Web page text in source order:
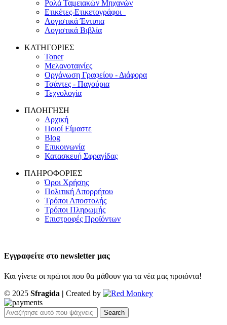
Ρολά Ταμειακών Μηχανών
Ετικέτες-Ετικετογράφοι
Λογιστικά Έντυπα
Λογιστικά Βιβλία
ΚΑΤΗΓΟΡΙΕΣ
Toner
Μελανοταινίες
Οργάνωση Γραφείου - Διάφορα
Τσάντες - Παγούρια
Τεχνολογία
ΠΛΟΗΓΗΣΗ
Αρχική
Ποιοί Είμαστε
Blog
Επικοινωνία
Κατασκευή Σφραγίδας
ΠΛΗΡΟΦΟΡΙΕΣ
Όροι Χρήσης
Πολιτική Απορρήτου
Τρόποι Αποστολής
Τρόποι Πληρωμής
Επιστροφές Προϊόντων
Εγγραφείτε στο newsletter μας
Και γίνετε οι πρώτοι που θα μάθουν για τα νέα μας προιόντα!
© 2025 Sfragida | Created by
Search